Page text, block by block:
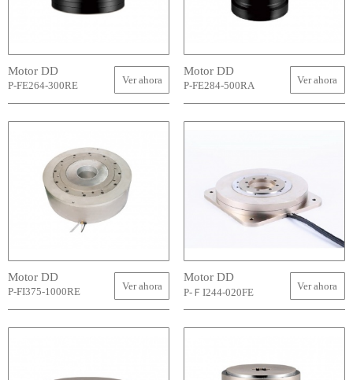
Motor DD
P-FE264-300RE Ver ahora
Motor DD
P-FE284-500RA Ver ahora
Motor DD
P-FI375-1000RE Ver ahora
Motor DD
P-ＦI244-020FE
Ver ahora